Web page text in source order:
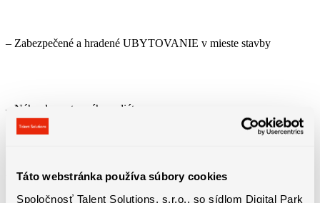
Táto webstránka používa súbory cookies
Spoločnosť Talent Solutions, s.r.o., so sídlom Digital Park
– Zabezpečené a hradené UBYTOVANIE v mieste stavby
– Náhrady cestovného a diéty
​- Vianočné odmeny, odmeny zo stavieb